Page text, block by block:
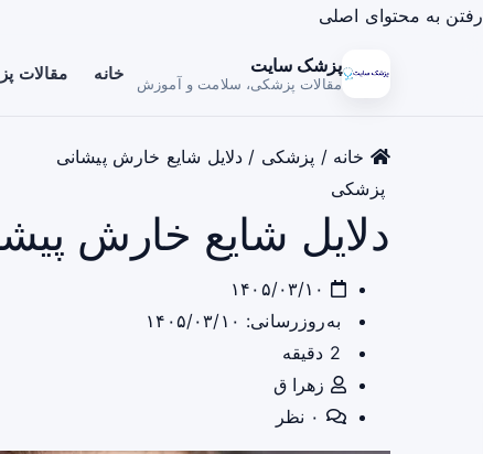
رفتن به محتوای اصلی
پزشک سایت
مقالات پزشکی، سلامت و آموزش خانه مقالات
خانه / پزشکی / دلایل شایع خارش پیشانی
پزشکی
دلایل شایع خارش
به‌روزرسانی: ۱۴۰۵/۰۳/۱۰
زهرا ق